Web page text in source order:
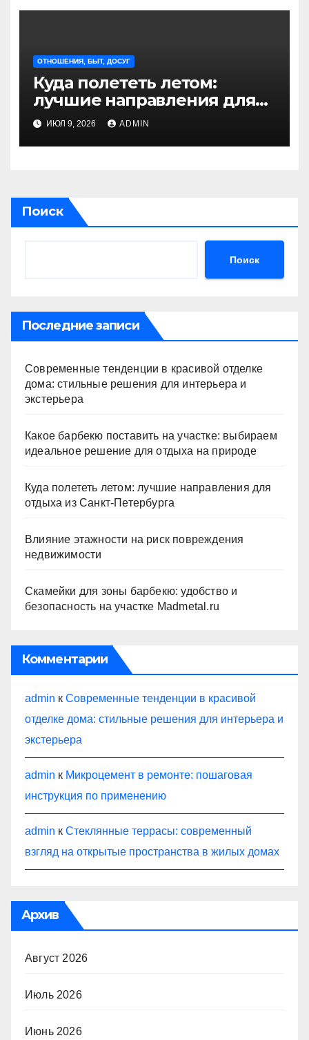
ОТНОШЕНИЯ, БЫТ, ДОСУГ
Куда полететь летом:
лучшие направления для
отдыха из Санкт-
Петербурга
ИЮЛ 9, 2026 ADMIN
Поиск
Поиск
Последние записи
Современные тенденции в красивой отделке
дома: стильные решения для интерьера и
экстерьера
Какое барбекю поставить на участке: выбираем
идеальное решение для отдыха на природе
Куда полететь летом: лучшие направления для
отдыха из Санкт-Петербурга
Влияние этажности на риск повреждения
недвижимости
Скамейки для зоны барбекю: удобство и
безопасность на участке Madmetal.ru
Комментарии
admin к Современные тенденции в красивой
отделке дома: стильные решения для интерьера и
экстерьера
admin к Микроцемент в ремонте: пошаговая
инструкция по применению
admin к Стеклянные террасы: современный
взгляд на открытые пространства в жилых домах
Архив
Август 2026
Июль 2026
Июнь 2026